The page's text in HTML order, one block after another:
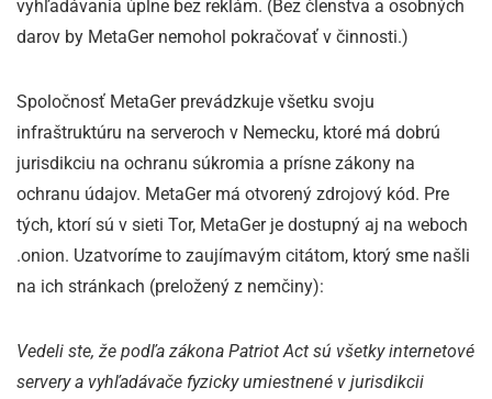
vyhľadávania úplne bez reklám. (Bez členstva a osobných
darov by MetaGer nemohol pokračovať v činnosti.)
Spoločnosť MetaGer prevádzkuje všetku svoju
infraštruktúru na serveroch v Nemecku, ktoré má dobrú
jurisdikciu na ochranu súkromia a prísne zákony na
ochranu údajov. MetaGer má otvorený zdrojový kód. Pre
tých, ktorí sú v sieti Tor, MetaGer je dostupný aj na weboch
.onion. Uzatvoríme to zaujímavým citátom, ktorý sme našli
na ich stránkach (preložený z nemčiny):
Vedeli ste, že podľa zákona Patriot Act sú všetky internetové
servery a vyhľadávače fyzicky umiestnené v jurisdikcii